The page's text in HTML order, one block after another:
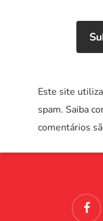
Este site
spam. Saiba
comentários